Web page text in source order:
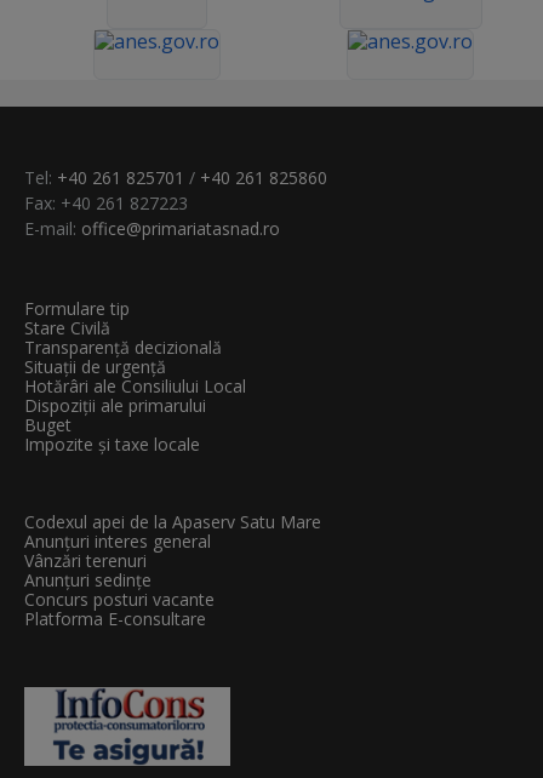
Tel: +40 261 825701 / +40 261 825860
Fax: +40 261 827223
E-mail: office@primariatasnad.ro
Formulare tip
Stare Civilă
Transparenţă decizională
Situații de urgență
Hotărâri ale Consiliului Local
Dispoziții ale primarului
Buget
Impozite și taxe locale
Codexul apei de la Apaserv Satu Mare
Anunțuri interes general
Vânzări terenuri
Anunțuri sedințe
Concurs posturi vacante
Platforma E-consultare